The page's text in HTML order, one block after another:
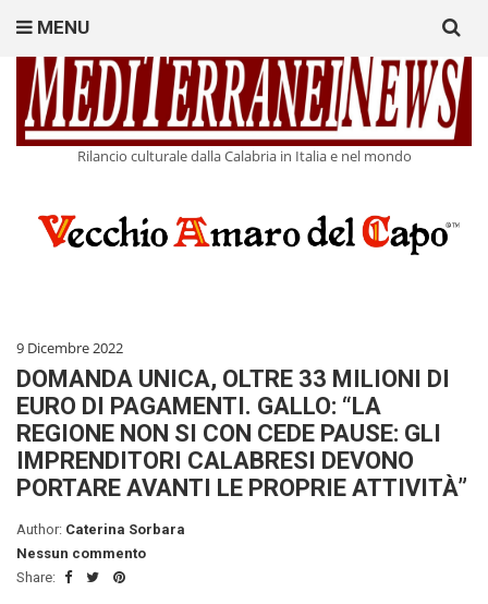
Rilancio culturale dalla Calabria in Italia e nel mondo
MENU
for:
9 Dicembre 2022
DOMANDA UNICA, OLTRE 33 MILIONI DI
EURO DI PAGAMENTI. GALLO: “LA
REGIONE NON SI CON CEDE PAUSE: GLI
IMPRENDITORI CALABRESI DEVONO
PORTARE AVANTI LE PROPRIE ATTIVITÀ”
Author: Caterina Sorbara
Nessun commento
Share: